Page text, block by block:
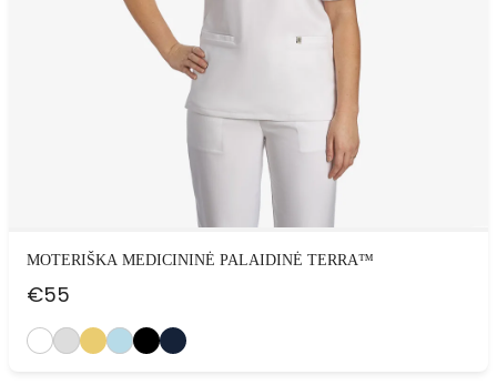
MOTERIŠKA MEDICININĖ PALAIDINĖ TERRA™
€55